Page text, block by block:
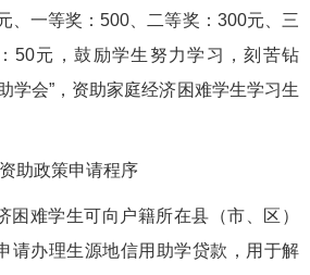
、一等奖：500、二等奖：300元、三
50元，鼓励学生努力学习，刻苦钻
学会”，资助家庭经济困难学生学习生
助政策申请程序
困难学生可向户籍所在县（市、区）
请办理生源地信用助学贷款，用于解